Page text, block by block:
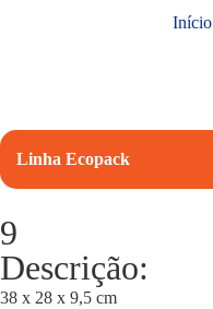
Início
Linha Ecopack
9
Descrição:
38 x 28 x 9,5 cm